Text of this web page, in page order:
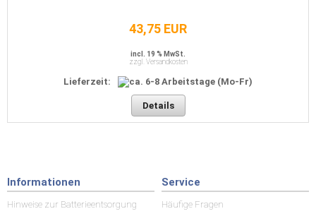
43,75 EUR
incl. 19 % MwSt.
zzgl. Versandkosten
Lieferzeit:
Details
Informationen
Hinweise zur Batterieentsorgung
Service
Häufige Fragen